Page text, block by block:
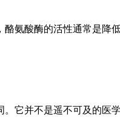
氨酸酶的活性通常是降
它并不是遥不可及的医